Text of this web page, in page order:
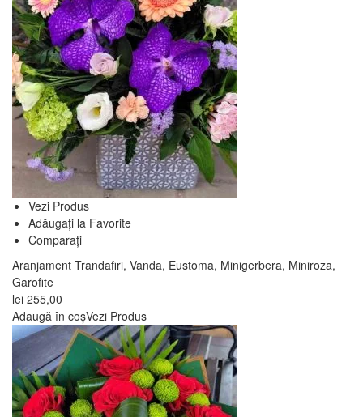
Vezi Produs
Adăugați la Favorite
Comparați
Aranjament Trandafiri, Vanda, Eustoma, Minigerbera, Miniroza,
Garofite
lei 255,00
Adaugă în coșVezi Produs